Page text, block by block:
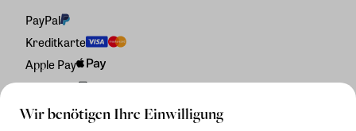
Wir benötigen Ihre Einwilligung
PayPal
Kreditkarte
Apple Pay
Rechnung